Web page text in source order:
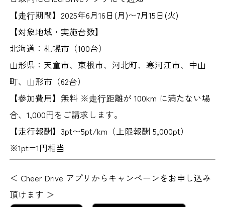
【⾛⾏期間】 2025年6月16日(月)〜7月15日(火)
【対象地域・実施台数】
北海道：札幌市（100台）
山形県：天童市、東根市、河北町、寒河江市、中山
町、山形市（62台）
【参加費用】 無料 ※⾛⾏距離が 100km に満たない場
合、1,000円をご請求します。
【走行報酬】3pt〜5pt/km（上限報酬 5,000pt）
※1pt=1円相当
＜ Cheer Drive アプリからキャンペーンをお申し込み
頂けます ＞